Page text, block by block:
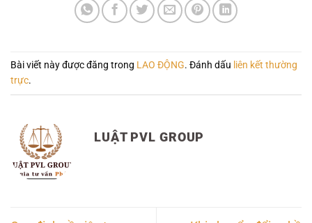
Bài viết này được đăng trong LAO ĐỘNG. Đánh dấu liên kết thường
trực.
LUẬT PVL GROUP